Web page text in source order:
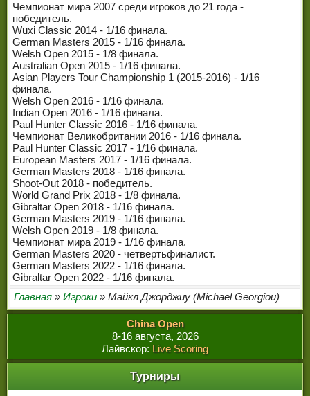
ЛЕГЕНДЫ СНУКЕРА
Чемпионат мира 2007 среди игроков до 21 года -
победитель.
Wuxi Classic 2014 - 1/16 финала.
German Masters 2015 - 1/16 финала.
Welsh Open 2015 - 1/8 финала.
Australian Open 2015 - 1/16 финала.
Asian Players Tour Championship 1 (2015-2016) - 1/16
финала.
Welsh Open 2016 - 1/16 финала.
Indian Open 2016 - 1/16 финала.
Paul Hunter Classic 2016 - 1/16 финала.
Чемпионат Великобритании 2016 - 1/16 финала.
Paul Hunter Classic 2017 - 1/16 финала.
European Masters 2017 - 1/16 финала.
German Masters 2018 - 1/16 финала.
Shoot-Out 2018 - победитель.
World Grand Prix 2018 - 1/8 финала.
Gibraltar Open 2018 - 1/16 финала.
German Masters 2019 - 1/16 финала.
Welsh Open 2019 - 1/8 финала.
Чемпионат мира 2019 - 1/16 финала.
German Masters 2020 - четвертьфиналист.
German Masters 2022 - 1/16 финала.
Gibraltar Open 2022 - 1/16 финала.
Главная » Игроки » Майкл Джорджиу (Michael Georgiou)
China Open
8-16 августа, 2026
Лайвскор: Live Scoring
Турниры